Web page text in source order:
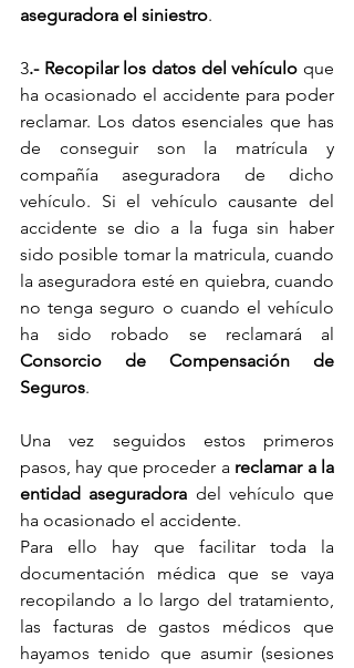
aseguradora el siniestro.
3.- Recopilar los datos del vehículo que
ha ocasionado el accidente para poder
reclamar. Los datos esenciales que has
de conseguir son la matrícula y
compañía aseguradora de dicho
vehículo. Si el vehículo causante del
accidente se dio a la fuga sin haber
sido posible tomar la matricula, cuando
la aseguradora esté en quiebra, cuando
no tenga seguro o cuando el vehículo
Consorcio de Compensación de
Seguros.
Una vez seguidos estos primeros
pasos, hay que proceder a reclamar a la
entidad aseguradora del vehículo que
ha ocasionado el accidente.
Para ello hay que facilitar toda la
documentación médica que se vaya
recopilando a lo largo del tratamiento,
las facturas de gastos médicos que
hayamos tenido que asumir (sesiones